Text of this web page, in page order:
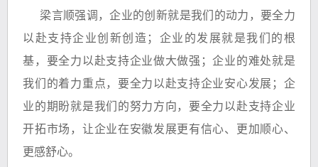
梁言顺强调，企业的创新就是我们的动力，要全力
以赴支持企业创新创造；企业的发展就是我们的根
基，要全力以赴支持企业做大做强；企业的难处就是
我们的着力重点，要全力以赴支持企业安心发展；企
业的期盼就是我们的努力方向，要全力以赴支持企业
开拓市场，让企业在安徽发展更有信心、更加顺心、
更感舒心。